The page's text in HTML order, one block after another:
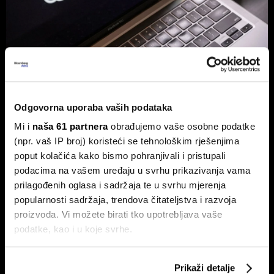
Odgovorna uporaba vaših podataka
Mi i naša 61 partneraobrađujemo vaše osobne podatke
(npr. vaš IP broj) koristeći se tehnološkim rješenjima
poput kolačića kako bismo pohranjivali i pristupali
podacima na vašem uređaju u svrhu prikazivanja vama
prilagođenih oglasa i sadržaja te u svrhu mjerenja
popularnosti sadržaja, trendova čitateljstva i razvoja
proizvoda. Vi možete birati tko upotrebljava vaše
podatke, kao i u koje svrhe.
Prikaži detalje
Hrvatska tvrtka prva u OpenAI
partnerskoj mreži - Tehnologija je
globalna, ali biznis je lokalan
Za partnere nije ključno samo tehničko znanje, već
stvaranje mjerljivog poslovnog rezultata.
nove klase Xijevih 'štrebera' koji